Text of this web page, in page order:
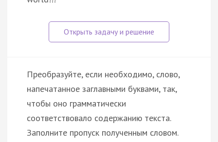
Преобразуйте, если необходимо, слово,
напечатанное заглавными буквами, так,
чтобы оно грамматически
соответствовало содержанию текста.
Заполните пропуск полученным словом.